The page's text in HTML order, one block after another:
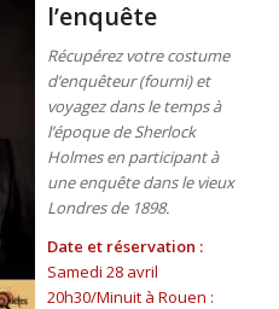
l’enquête
Récupérez votre costume
d’enquêteur (fourni) et
voyagez dans le temps à
l’époque de Sherlock
Holmes en participant à
une enquête dans le vieux
Londres de 1898.
Date et réservation :
Samedi 28 avril
20h30/Minuit à Rouen :